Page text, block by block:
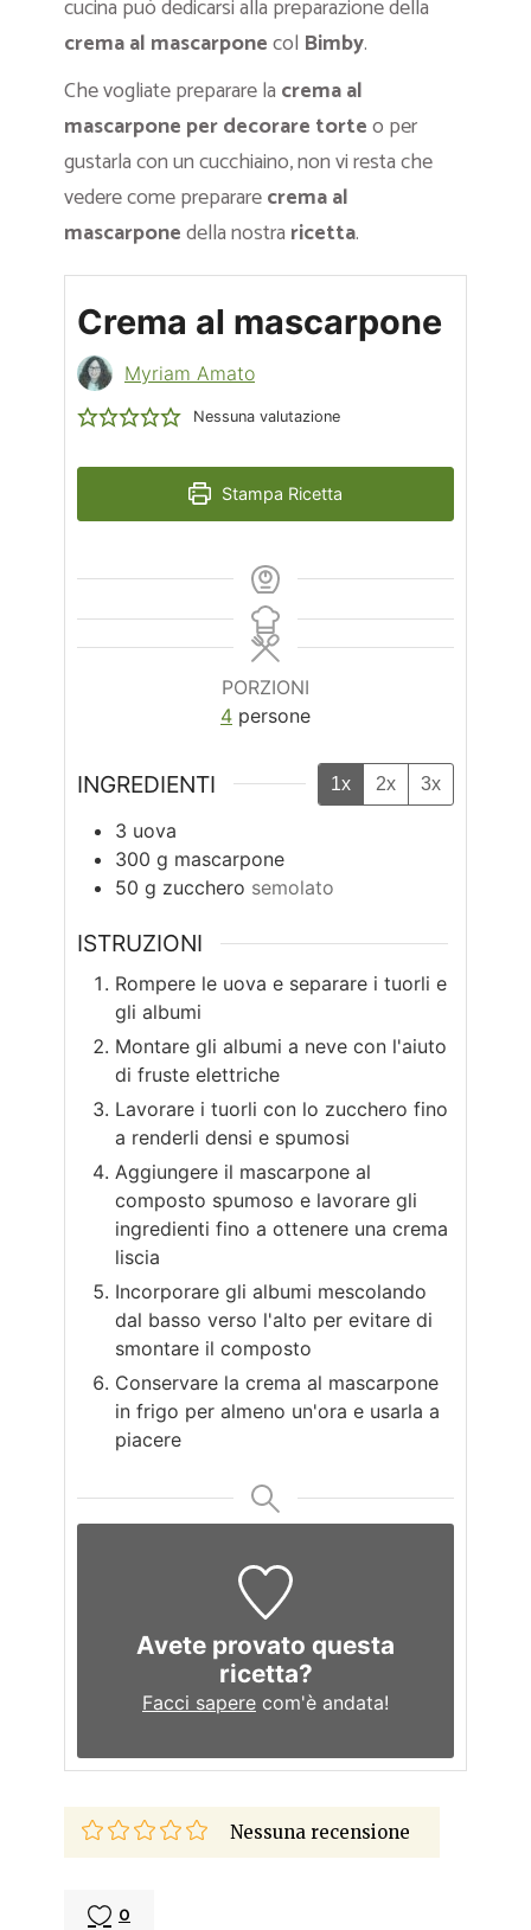
cucina può dedicarsi alla preparazione della
crema al mascarponecol Bimby.
Che vogliate preparare la crema al
mascarpone per decorare torteo per
gustarla con un cucchiaino, non vi resta che
vedere come prepararecrema al
mascarponedella nostra ricetta.
Crema al mascarpone
Myriam Amato
Nessuna valutazione
Stampa Ricetta
PORZIONI
4 persone
INGREDIENTI 1x 2x 3x
3 uova
300 g mascarpone
50 g zucchero semolato
ISTRUZIONI
Rompere le uova e separare i tuorli e
gli albumi
Montare gli albumi a neve con l'aiuto
di fruste elettriche
Lavorare i tuorli con lo zucchero fino
a renderli densi e spumosi
Aggiungere il mascarpone al
composto spumoso e lavorare gli
ingredienti fino a ottenere una crema
liscia
Incorporare gli albumi mescolando
dal basso verso l'alto per evitare di
smontare il composto
Conservare la crema al mascarpone
in frigo per almeno un'ora e usarla a
piacere
Avete provato questa
ricetta?
Facci sapere com'è andata!
Nessuna recensione
0